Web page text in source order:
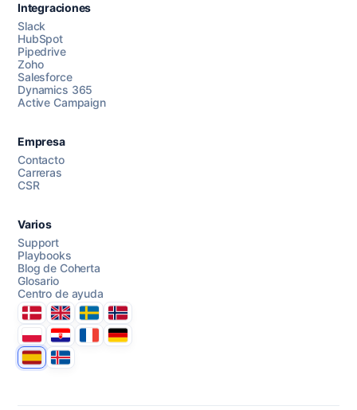
Chatea con nosotros
Integraciones
Slack
HubSpot
Pipedrive
Zoho
Salesforce
Dynamics 365
Active Campaign
Empresa
Contacto
Carreras
CSR
Varios
Support
Playbooks
Blog de Coherta
Glosario
Centro de ayuda
DanmarkUnited Kingdom
SverigeNorge
PolskaHrvatskaFranceDeutschland
EspanaÍsland